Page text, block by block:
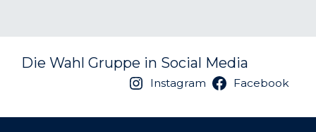
Die Wahl Gruppe in Social Media
Instagram Facebook